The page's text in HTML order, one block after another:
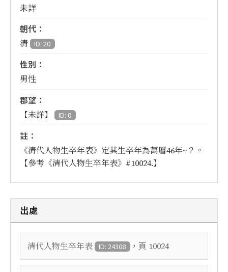
未詳
朝代：
清 ID: 20
性別：
男性
郡望：
【未詳】 ID: 0
註：
《清代人物生卒年表》定其生卒年為萬曆46年~？。
【參考《清代人物生卒年表》#10024.】
出處
清代人物生卒年表 ID: 24308 ，頁 10024